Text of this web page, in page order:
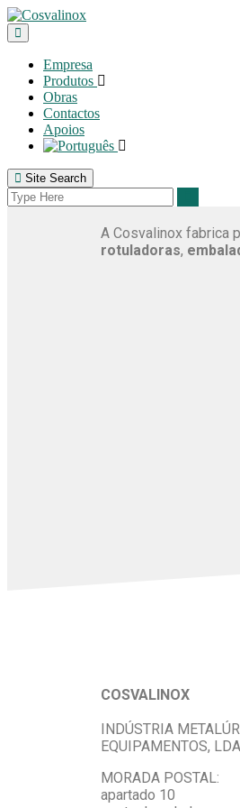
Empresa
Produtos
Obras
Contactos
Apoios
Site Search
A Cosvalinox fabrica
rotuladoras,
COSVALINOX
INDÚSTRIA
EQUIPAMENTOS, LDA
MORADA POSTAL:
apartado 10